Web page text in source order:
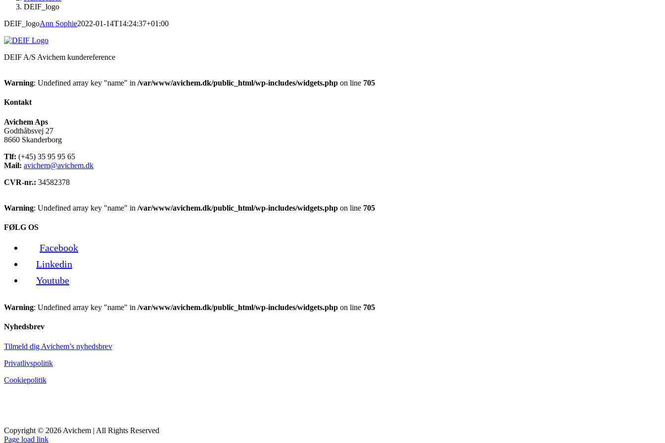
DEIF_logo
DEIF_logoAnn Sophie2022-01-14T14:24:37+01:00
DEIF A/S Avichem kundereference
Warning: Undefined array key "name" in /var/www/avichem.dk/public_html/wp-includes/widgets.php on line 705
Kontakt
Avichem Aps
Godthåbsvej 27
8660 Skanderborg
Tlf: (+45) 35 95 95 65
Mail: avichem@avichem.dk
CVR-nr.: 34582378
Warning: Undefined array key "name" in /var/www/avichem.dk/public_html/wp-includes/widgets.php on line 705
FØLG OS
Facebook
Linkedin
Youtube
Warning: Undefined array key "name" in /var/www/avichem.dk/public_html/wp-includes/widgets.php on line 705
Nyhedsbrev
Tilmeld dig Avichem’s nyhedsbrev
Privatlivspolitik
Cookiepolitik
Copyright © 2026 Avichem | All Rights Reserved
Page load link